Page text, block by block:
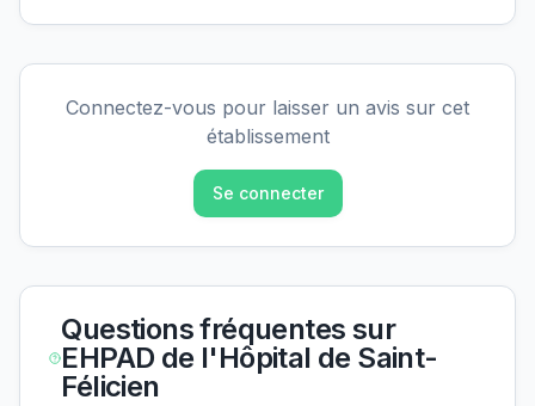
Connectez-vous pour laisser un avis sur cet
établissement
Se connecter
Questions fréquentes sur
EHPAD de l'Hôpital de Saint-
Félicien